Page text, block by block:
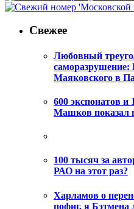
Свежее
Любовный
Маяковского в
600 экспонатов и
Машков показал
100 тысяч за
РАО на этот раз?
Харламов о
пофиг, я Бэтмена